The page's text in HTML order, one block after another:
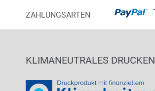
ZAHLUNGSARTEN
KLIMANEUTRALES DRUCKEN